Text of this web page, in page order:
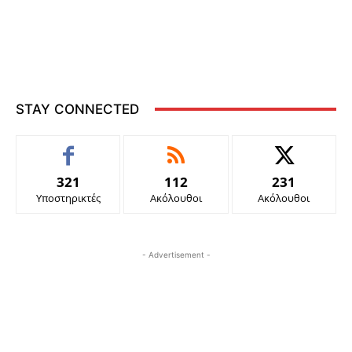
STAY CONNECTED
321
Υποστηρικτές
112
Ακόλουθοι
231
Ακόλουθοι
- Advertisement -